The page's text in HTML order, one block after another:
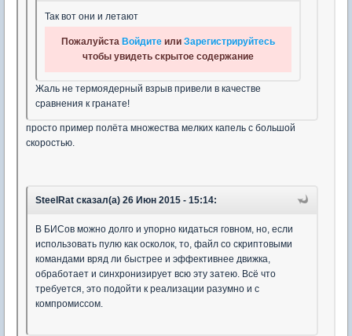
Так вот они и летают
Пожалуйста Войдите или Зарегистрируйтесь
чтобы увидеть скрытое содержание
Жаль не термоядерный взрыв привели в качестве
сравнения к гранате!
просто пример полёта множества мелких капель с большой
скоростью.
SteelRat сказал(а) 26 Июн 2015 - 15:14:
В БИСов можно долго и упорно кидаться говном, но, если
использовать пулю как осколок, то, файл со скриптовыми
командами вряд ли быстрее и эффективнее движка,
обработает и синхронизирует всю эту затею. Всё что
требуется, это подойти к реализации разумно и с
компромиссом.